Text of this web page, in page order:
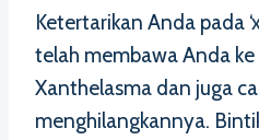
Ketertarikan Anda pada
telah membawa Anda
Xanthelasma dan juga
menghilangkannya.